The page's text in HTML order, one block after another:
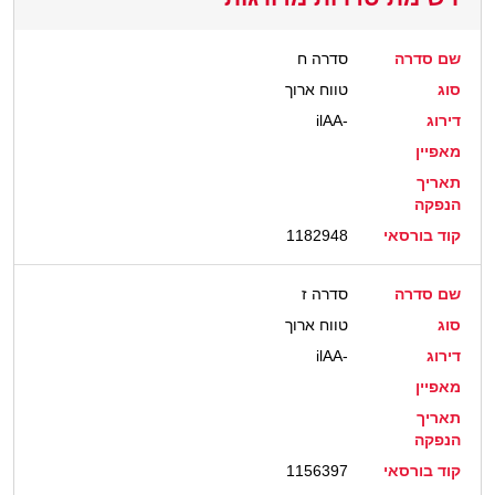
שם סדרה
סדרה ח
סוג
טווח ארוך
דירוג
ilAA-
מאפיין
תאריך
הנפקה
קוד בורסאי
1182948
שם סדרה
סדרה ז
סוג
טווח ארוך
דירוג
ilAA-
מאפיין
תאריך
הנפקה
קוד בורסאי
1156397